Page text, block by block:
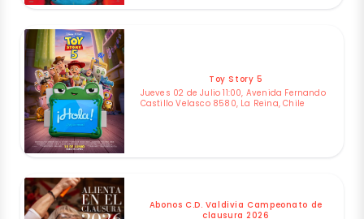
Toy Story 5
Jueves 02 de Julio 11:00, Avenida Fernando
Castillo Velasco 8580, La Reina, Chile
Abonos C.D. Valdivia Campeonato de
clausura 2026